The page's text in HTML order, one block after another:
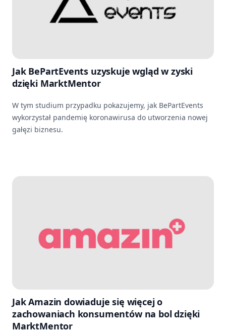
Jak BePartEvents uzyskuje wgląd w zyski
dzięki MarktMentor
W tym studium przypadku pokazujemy, jak BePartEvents
wykorzystał pandemię koronawirusa do utworzenia nowej
gałęzi biznesu.
Jak Amazin dowiaduje się więcej o
zachowaniach konsumentów na bol dzięki
MarktMentor